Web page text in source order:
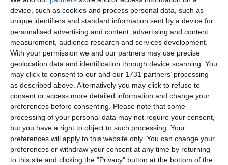
device, such as cookies and process personal data, such as
unique identifiers and standard information sent by a device for
personalised advertising and content, advertising and content
measurement, audience research and services development.
With your permission we and our partners may use precise
geolocation data and identification through device scanning. You
may click to consent to our and our 1731 partners’ processing
as described above. Alternatively you may click to refuse to
consent or access more detailed information and change your
preferences before consenting. Please note that some
processing of your personal data may not require your consent,
but you have a right to object to such processing. Your
preferences will apply to this website only. You can change your
preferences or withdraw your consent at any time by returning
to this site and clicking the "Privacy" button at the bottom of the
declarat Boris Becker pentru gsp.ro.
Boris Becker a fost condamnar la închisoare din cauza unor
nereguli financiare. Acum a fost angajat de Eurosport să
comenteze Australian Open.
Citește și
Simona Halep, pregătire cu Jez Manso, la Dubai. „Uite
cine a revenit la club!“
Adaugă-ne ca sursă în Google
Urmărește-ne pe Google News